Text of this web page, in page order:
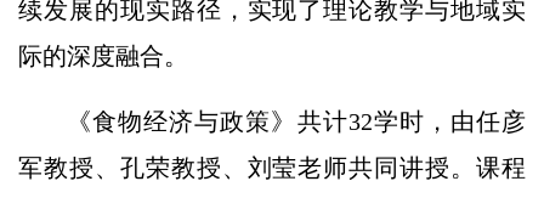
续发展的现实路径，实现了理论教学与地域实
际的深度融合。
《食物经济与政策》共计32学时，由任彦
军教授、孔荣教授、刘莹老师共同讲授。课程